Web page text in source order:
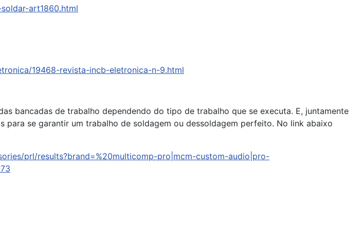
art1860.html
19468-revista-incb-eletronica-n-9.html
bancadas de trabalho dependendo do tipo de trabalho que se executa. E, juntamente
se garantir um trabalho de soldagem ou dessoldagem perfeito. No link abaixo
prl/results?brand=%20multicomp-pro|mcm-custom-audio|pro-